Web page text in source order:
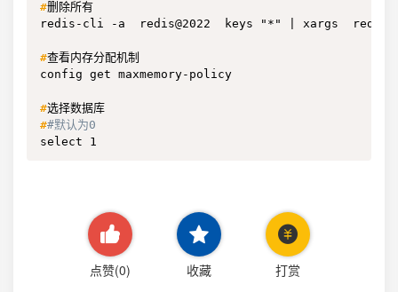
#删除所有
redis-cli -a  redis@2022  keys "*" | xargs  redis-
#查看内存分配机制
config get maxmemory-policy
#选择数据库
##默认为0
select 1
点赞(0) 收藏 打赏